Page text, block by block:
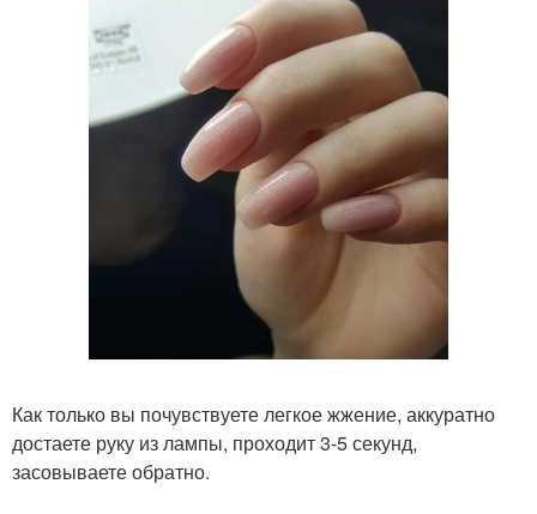
Как только вы почувствуете легкое жжение, аккуратно
достаете руку из лампы, проходит 3-5 секунд,
засовываете обратно.